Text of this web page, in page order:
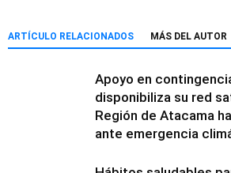
ARTÍCULO RELACIONADOS MÁS DEL AUTOR
Apoyo en
disponibiliza su red
Región de Atacama
ante emergencia